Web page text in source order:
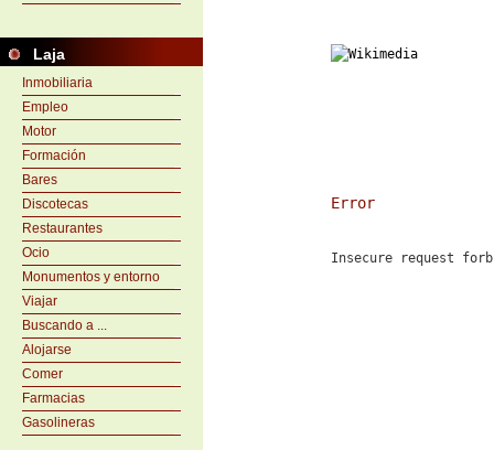
Laja
Inmobiliaria
Empleo
Motor
Formación
Bares
Discotecas
Restaurantes
Ocio
Monumentos y entorno
Viajar
Buscando a ...
Alojarse
Comer
Farmacias
Gasolineras
Error
Insecure request